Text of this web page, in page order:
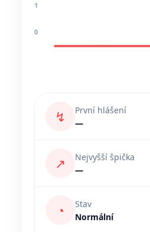
1
0
↯
První hlášení
—
↗
Nejvyšší špička
—
◔
Stav
Normální